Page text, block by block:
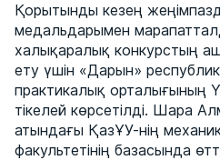
Қорытынды кезең
медальдарымен
халықаралық конкурстың
ету үшін «Дарын»
практикалық орталығының
тікелей көрсетілді. Шара
атындағы ҚазҰУ-нің
факультетінің базасында